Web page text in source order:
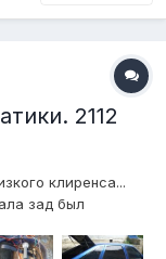
2112
клиренса...
зад был
машина почти как